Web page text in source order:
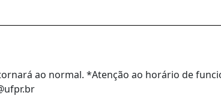
ao normal. *Atenção ao horário de